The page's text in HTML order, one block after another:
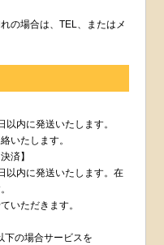
の場合は、TEL、またはメ
内に発送いたします。
いたします。
済】
以内に発送いたします。在
いただきます。
下の場合サービスを